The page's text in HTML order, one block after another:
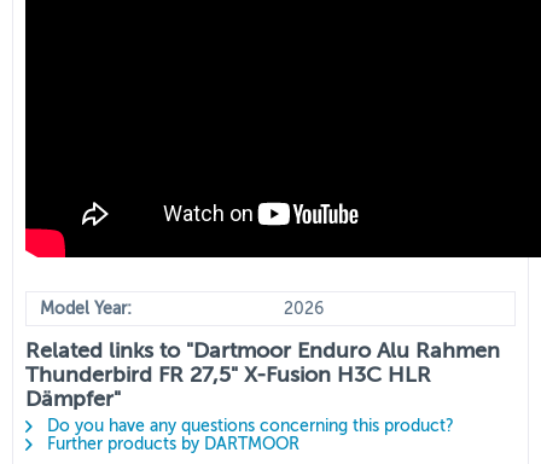
Model Year: 2026
Related links to "Dartmoor Enduro Alu Rahmen
Thunderbird FR 27,5" X-Fusion H3C HLR
Dämpfer"
Do you have any questions concerning this product?
Further products by DARTMOOR